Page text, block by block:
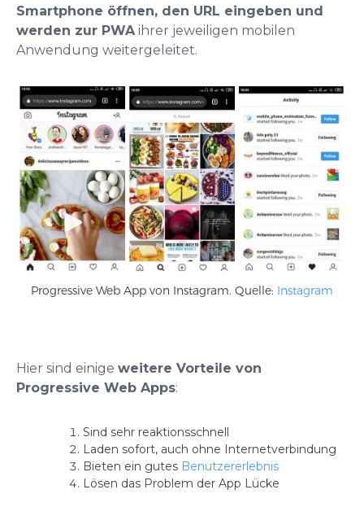
Smartphone öffnen, den URL eingeben und
werden zur PWAihrer jeweiligen mobilen
Anwendung weitergeleitet.
Progressive Web App von Instagram. Quelle: Instagram
Hier sind einige weitere Vorteile von
Progressive Web Apps:
Sind sehr reaktionsschnell
Laden sofort, auch ohne Internetverbindung
Bieten ein gutes Benutzererlebnis
Lösen das Problem der App Lücke